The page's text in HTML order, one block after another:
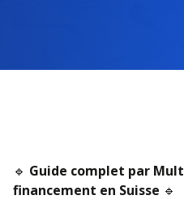
🔹 Guide complet par
financement en Suisse 🔹